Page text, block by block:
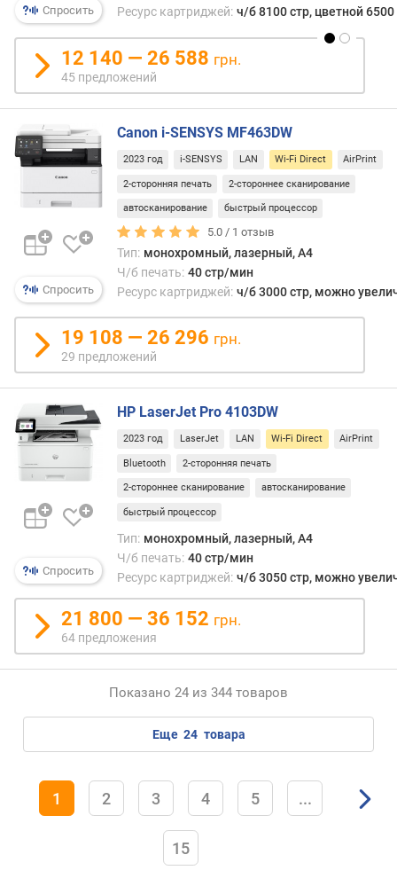
ш
у
м
а
(
д
Б
)
-
в
ц
т
о
в
м
а
с
р
р
е
е
и
d
)
а
Спросить
Ресурс картриджей: ч/б 8100 стр, цветной 6500
12 140 — 26 588 грн.
45 предложений
Спросить
Canon i-SENSYS MF463DW
2023 год i-SENSYS LAN Wi-Fi Direct AirPrint
2-сторонняя печать 2-стороннее сканирование
автосканирование быстрый процессор
5.0 / 1 отзыв
Тип: монохромный, лазерный, A4
Ч/б печать: 40 стр/мин
Ресурс картриджей: ч/б 3000 стр, можно
19 108 — 26 296 грн.
29 предложений
Спросить
HP LaserJet Pro 4103DW
2023 год LaserJet LAN Wi-Fi Direct AirPrint
Bluetooth 2-сторонняя печать
2-стороннее сканирование автосканирование
быстрый процессор
Тип: монохромный, лазерный, A4
Ч/б печать: 40 стр/мин
Ресурс картриджей: ч/б 3050 стр, можно
21 800 — 36 152 грн.
64 предложения
Показано 24 из 344 товаров
еще 24 товара
1 2 3 4 5 ...
15